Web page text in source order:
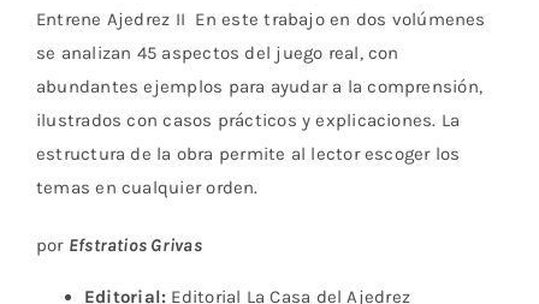
Entrene Ajedrez II En este trabajo en dos volúmenes
se analizan 45 aspectos del juego real, con
abundantes ejemplos para ayudar a la comprensión,
ilustrados con casos prácticos y explicaciones. La
estructura de la obra permite al lector escoger los
temas en cualquier orden.
por Efstratios Grivas
Editorial: Editorial La Casa del Ajedrez